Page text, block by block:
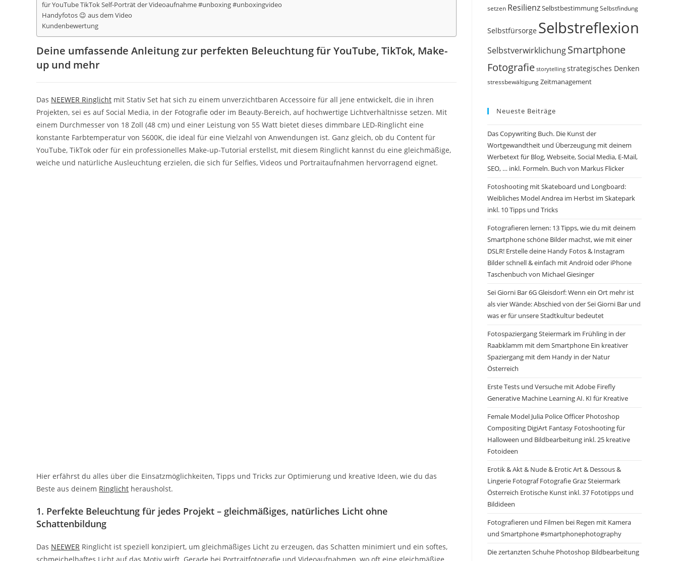
für YouTube TikTok Self-Porträt der Videoaufnahme #unboxing #unboxingvideo
Handyfotos 😉 aus dem Video
Kundenbewertung
Deine umfassende Anleitung zur perfekten Beleuchtung für YouTube, TikTok, Make-
up und mehr
Das NEEWER Ringlicht mit Stativ Set hat sich zu einem unverzichtbaren Accessoire für all jene entwickelt, die in ihren
Projekten, sei es auf Social Media, in der Fotografie oder im Beauty-Bereich, auf hochwertige Lichtverhältnisse setzen. Mit
einem Durchmesser von 18 Zoll (48 cm) und einer Leistung von 55 Watt bietet dieses dimmbare LED-Ringlicht eine
konstante Farbtemperatur von 5600K, die ideal für eine Vielzahl von Anwendungen ist. Ganz gleich, ob du Content für
YouTube, TikTok oder für ein professionelles Make-up-Tutorial erstellst, mit diesem Ringlicht kannst du eine gleichmäßige,
weiche und natürliche Ausleuchtung erzielen, die sich für Selfies, Videos und Portraitaufnahmen hervorragend eignet.
Hier erfährst du alles über die Einsatzmöglichkeiten, Tipps und Tricks zur Optimierung und kreative Ideen, wie du das
Beste aus deinem Ringlicht herausholst.
1. Perfekte Beleuchtung für jedes Projekt – gleichmäßiges, natürliches Licht ohne
Schattenbildung
Das NEEWER Ringlicht ist speziell konzipiert, um gleichmäßiges Licht zu erzeugen, das Schatten minimiert und ein softes,
setzen ResilienzSelbstbestimmungSelbstfindung
Selbstfürsorge Selbstreflexion
SelbstverwirklichungSmartphone
Fotografie storytelling strategisches Denken
stressbewältigung Zeitmanagement
Neueste Beiträge
Das Copywriting Buch. Die Kunst der
Wortgewandtheit und Überzeugung mit deinem
Werbetext für Blog, Webseite, Social Media, E-Mail,
SEO, … inkl. Formeln. Buch von Markus Flicker
Fotoshooting mit Skateboard und Longboard:
Weibliches Model Andrea im Herbst im Skatepark
inkl. 10 Tipps und Tricks
Fotografieren lernen: 13 Tipps, wie du mit deinem
Smartphone schöne Bilder machst, wie mit einer
DSLR! Erstelle deine Handy Fotos & Instagram
Bilder schnell & einfach mit Android oder iPhone
Taschenbuch von Michael Giesinger
Sei Giorni Bar 6G Gleisdorf: Wenn ein Ort mehr ist
als vier Wände: Abschied von der Sei Gior­ni Bar und
was er für unsere Stadtkultur bedeutet
Fotospaziergang Steiermark im Frühling in der
Raabklamm mit dem Smartphone Ein kreativer
Spaziergang mit dem Handy in der Natur
Österreich
Erste Tests und Versuche mit Adobe Firefly
Generative Machine Learning AI. KI für Kreative
Female Model Julia Police Officer Photoshop
Compositing DigiArt Fantasy Fotoshooting für
Halloween und Bildbearbeitung inkl. 25 kreative
Fotoideen
Erotik & Akt & Nude & Erotic Art & Dessous &
Lingerie Fotograf Fotografie Graz Steiermark
Österreich Erotische Kunst inkl. 37 Fototipps und
Bildideen
Fotografieren und Filmen bei Regen mit Kamera
und Smartphone #smartphonephotography
Die zertanzten Schuhe Photoshop Bildbearbeitung